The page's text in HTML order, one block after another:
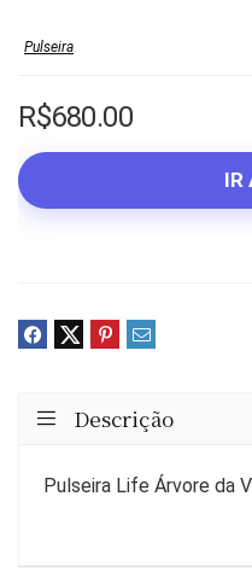
Pulseira
R$680.00
IR
Descrição
Pulseira Life Árvore da